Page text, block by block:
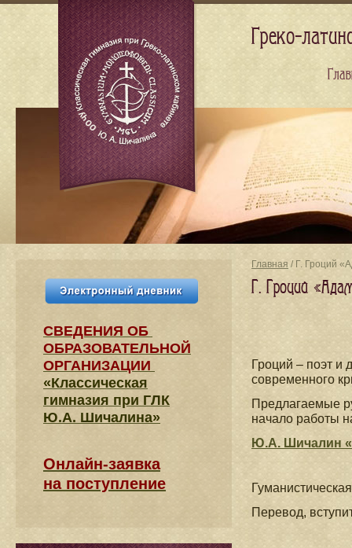
Главная / Г. Гроций
Г. Гроций
Гроций – поэт и
современного
Предлагаемые
начало работы
Ю.А. Шичалин
Перевод,
СВЕДЕНИЯ​ ОБ
ОБРАЗОВАТЕЛЬНОЙ
ОРГАНИЗАЦИИ
«Классическая
гимназия при ГЛК
Ю.А. Шичалина»
Онлайн-заявка
на поступление
Греко-